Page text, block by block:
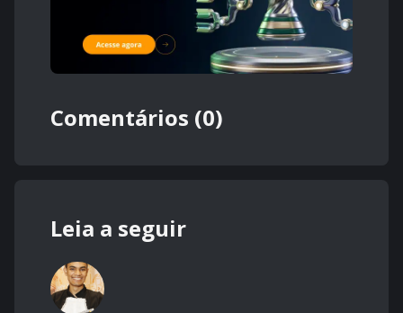
Comentários (0)
Leia a seguir